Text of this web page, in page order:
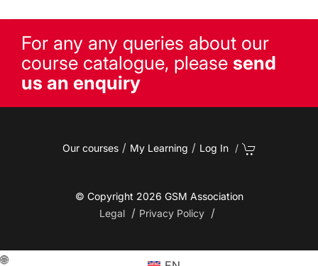
For any any queries about our
course catalogue, please send
us an enquiry
Our courses / My Learning / Log In /
© Copyright 2026 GSM Association
Legal / Privacy Policy /